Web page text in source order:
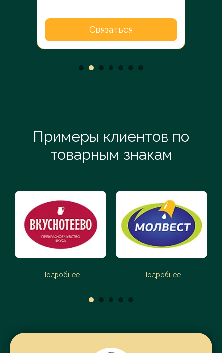
Связаться
Примеры клиентов по
товарным знакам
Подробнее Подробнее